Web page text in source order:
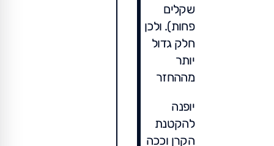
שקלים
פחות). ולכן
חלק גדול
יותר
מההחזר
יופנה
להקטנת
הקרן וככה